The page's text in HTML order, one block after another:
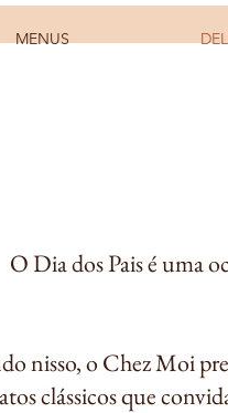
MENUS
O Dia dos Pais é uma
nisso, o Chez Moi
clássicos que